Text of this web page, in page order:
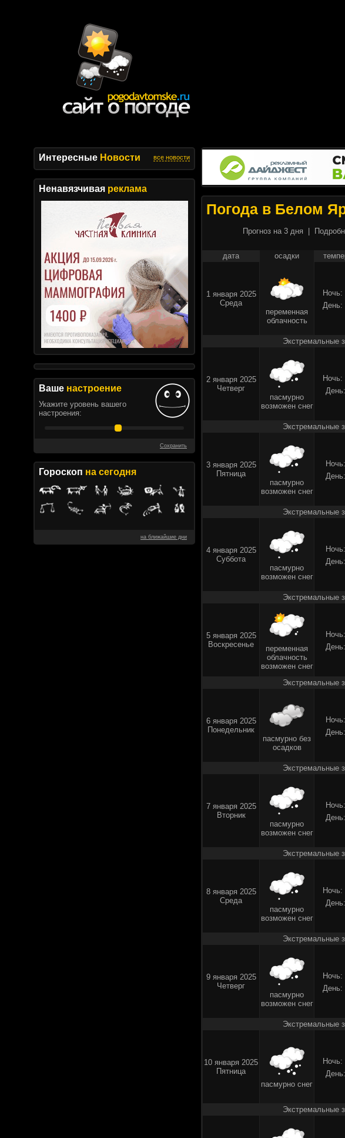
Интересные Новости все новости
Ненавязчивая реклама
Ваше настроение
Укажите уровень вашего
настроения:
Сохранить
Гороскоп на сегодня
на ближайшие дни
Погода в Белом
Прогноз на 3 дня
дата осадки
1 января 2025
Среда
переменная
облачность
Ночь:
День:
Экстремальные
2 января 2025
Четверг
пасмурно
возможен снег
Ночь:
День:
Экстремальные
3 января 2025
Пятница
пасмурно
возможен снег
Ночь:
День:
Экстремальные
4 января 2025
Суббота
пасмурно
возможен снег
Ночь:
День:
Экстремальные
5 января 2025
Воскресенье
переменная
облачность
возможен снег
Ночь:
День:
Экстремальные
6 января 2025
Понедельник
пасмурно без
осадков
Ночь:
День:
Экстремальные
7 января 2025
Вторник
пасмурно
возможен снег
Ночь:
День:
Экстремальные
8 января 2025
Среда
пасмурно
возможен снег
Ночь:
День:
Экстремальные
9 января 2025
Четверг
пасмурно
возможен снег
Ночь:
День:
Экстремальные
10 января 2025
Пятница
пасмурно снег
Ночь:
День:
Экстремальные